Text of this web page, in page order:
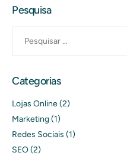
Pesquisa
Categorias
Lojas Online(2)
Marketing(1)
Redes Sociais (1)
SEO(2)